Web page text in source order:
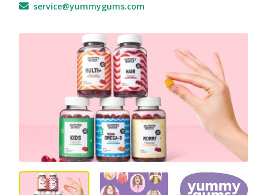
service@yummygums.com